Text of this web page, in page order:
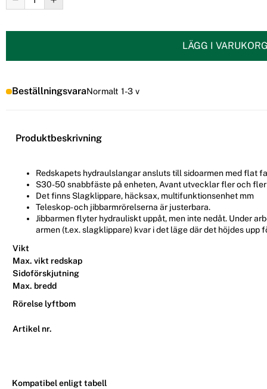
LÄGG I
BeställningsvaraNormalt 1-3 v
Produktbeskrivning
Redskapets hydraulslangar ansluts till sidoarmen med flat
S30-50 snabbfäste på enheten, Avant utvecklar fler och
Det finns Slagklippare, häcksax, multifunktionsenhet mm
Teleskop- och jibbarmrörelserna är justerbara.
Jibbarmen flyter hydrauliskt uppåt, men inte nedåt. Under
armen (t.ex. slagklippare) kvar i det läge där det höjdes upp
Vikt
Max. vikt redskap
Sidoförskjutning
Max. bredd
Rörelse lyftbom
Artikel nr.
Kompatibel enligt tabell